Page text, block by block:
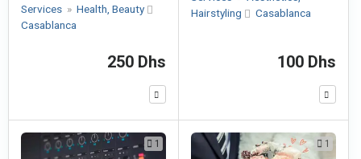
Services » Health, Beauty
Casablanca
250 Dhs
Hairstyling
Casablanca
100 Dhs
1 1